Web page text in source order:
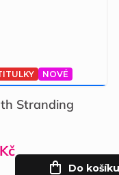
NOVÉ
Stranding
Do košíku